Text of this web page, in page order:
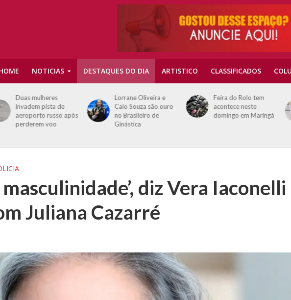
NOTICIAS DESTAQUES DO DIA ARTISTICO CLASSIFICADOS
Duas mulheres
invadem pista de
aeroporto russo após
perderem voo
Lorrane Oliveira e
Caio Souza são ouro
no Brasileiro de
Ginástica
Feira do Rolo tem
acontece neste
domingo em Maringá
masculinidade’, diz Vera Iaconelli
Juliana Cazarré